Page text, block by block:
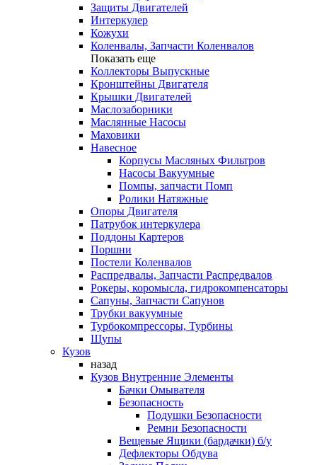
Защиты Двигателей
Интеркулер
Кожухи
Коленвалы, Запчасти Коленвалов
Показать еще
Коллекторы Выпускные
Кронштейны Двигателя
Крышки Двигателей
Маслозаборники
Маслянные Насосы
Маховики
Навесное
Корпусы Масляных Фильтров
Насосы Вакуумные
Помпы, запчасти Помп
Ролики Натяжные
Опоры Двигателя
Патрубок интеркулера
Поддоны Картеров
Поршни
Постели Коленвалов
Распредвалы, Запчасти Распредвалов
Рокеры, коромысла, гидрокомпенсаторы
Сапуны, Запчасти Сапунов
Трубки вакуумные
Турбокомпрессоры, Турбины
Щупы
Кузов
назад
Кузов Внутренние Элементы
Бачки Омывателя
Безопасность
Подушки Безопасности
Ремни Безопасности
Вещевые Ящики (бардачки) б/у
Дефлекторы Обдува